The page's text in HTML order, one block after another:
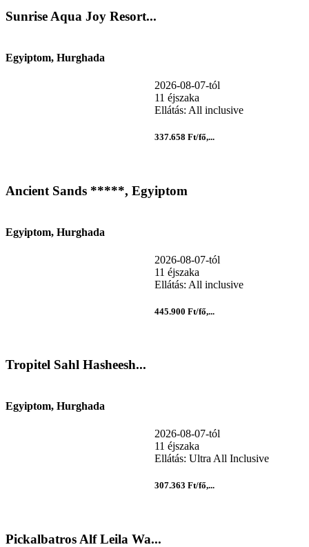
Sunrise Aqua Joy Resort...
Egyiptom, Hurghada
2026-08-07-tól
11 éjszaka
Ellátás: All inclusive
337.658 Ft/fő,...
Ancient Sands *****, Egyiptom
Egyiptom, Hurghada
2026-08-07-tól
11 éjszaka
Ellátás: All inclusive
445.900 Ft/fő,...
Tropitel Sahl Hasheesh...
Egyiptom, Hurghada
2026-08-07-tól
11 éjszaka
Ellátás: Ultra All Inclusive
307.363 Ft/fő,...
Pickalbatros Alf Leila Wa...